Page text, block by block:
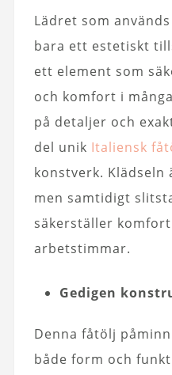
Lädret som
bara ett estetiskt
ett element som
och komfort i
på detaljer och
del unik Italiensk
konstverk.
men samtidigt
säkerställer
arbetstimmar.
Gedigen
Denna fåtölj
både form och